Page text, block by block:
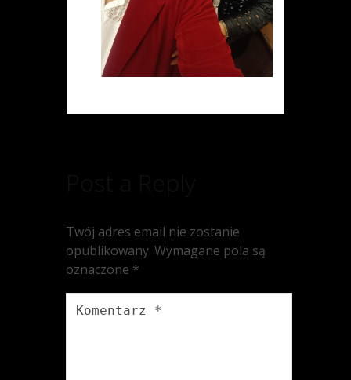
Twój adres email nie zostanie
opublikowany. Wymagane pola są
oznaczone *